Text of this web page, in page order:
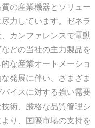
の産業機器とソリュー
力しています。ゼネラ
カンファレンスで電動
どの当社の主力製品を
な産業オートメーショ
発展に伴い、さまざま
イスに対する強い需要
術、厳格な品質管理シ
り、国際市場の支持を